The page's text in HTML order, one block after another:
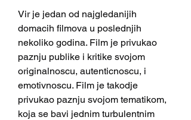
Vir je jedan od najgledanijih
domacih filmova u poslednjih
nekoliko godina. Film je privukao
paznju publike i kritike svojom
originalnoscu, autenticnoscu, i
emotivnoscu. Film je takodje
privukao paznju svojom tematikom,
koja se bavi jednim turbulentnim